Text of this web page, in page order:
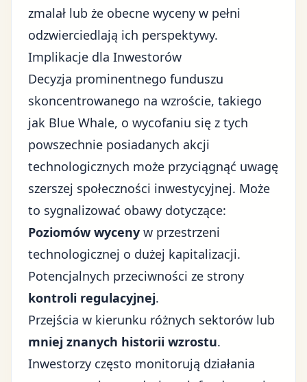
zmalał lub że obecne wyceny w pełni
odzwierciedlają ich perspektywy.
Implikacje dla Inwestorów
Decyzja prominentnego funduszu
skoncentrowanego na wzroście, takiego
jak Blue Whale, o wycofaniu się z tych
powszechnie posiadanych akcji
technologicznych może przyciągnąć uwagę
szerszej społeczności inwestycyjnej. Może
to sygnalizować obawy dotyczące:
Poziomów wyceny w przestrzeni
technologicznej o dużej kapitalizacji.
Potencjalnych przeciwności ze strony
kontroli regulacyjnej.
Przejścia w kierunku różnych sektorów lub
mniej znanych historii wzrostu.
Inwestorzy często monitorują działania